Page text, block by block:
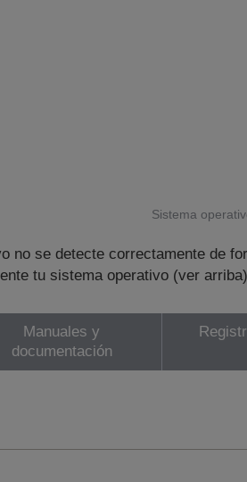
Sistema
no se detecte correctamente de
tu sistema operativo (ver
Manuales y
documentación